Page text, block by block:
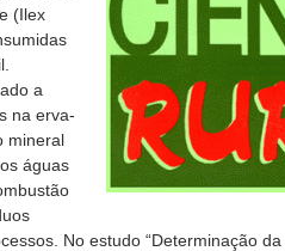
(Ilex
a
na erva-
mineral
águas
No estudo “Determinação